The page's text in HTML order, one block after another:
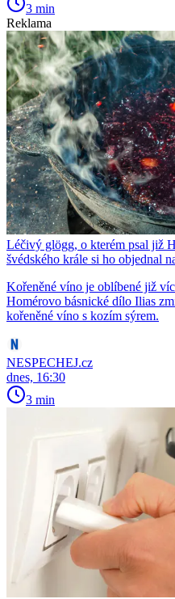
3 min
Reklama
Léčivý glögg, o kterém psal již
švédského krále si ho objednal
Kořeněné víno je oblíbené již
Homérovo básnické dílo Ilias
kořeněné víno s kozím sýrem.
NESPECHEJ.cz
dnes, 16:30
3 min